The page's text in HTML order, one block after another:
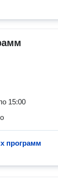
15:00
программ